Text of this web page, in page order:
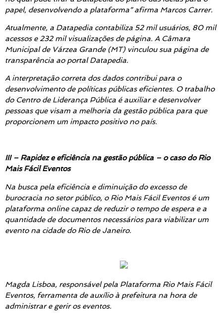
papel, desenvolvendo a plataforma”afirma Marcos Carrer.
Atualmente, a Datapedia contabiliza 52 mil usuários, 80 mil
acessos e 232 mil visualizações de página. A Câmara
Municipal de Várzea Grande (MT) vinculou sua página de
transparência ao portal Datapedia.
A interpretação correta dos dados contribui para o
desenvolvimento de políticas públicas eficientes. O trabalho
do Centro de Liderança Pública é auxiliar e desenvolver
pessoas que visam a melhoria da gestão pública para que
proporcionem um impacto positivo no país.
III – Rapidez e eficiência na gestão pública – o caso do Rio
Mais Fácil Eventos
Na busca pela eficiência e diminuição do excesso de
burocracia no setor público, o Rio Mais Fácil Eventos é um
plataforma online capaz de reduzir o tempo de espera e a
quantidade de documentos necessários para viabilizar um
evento na cidade do Rio de Janeiro.
Magda Lisboa, responsável pela Plataforma Rio Mais Fácil
Eventos, ferramenta de auxílio à prefeitura na hora de
administrar e gerir os eventos.